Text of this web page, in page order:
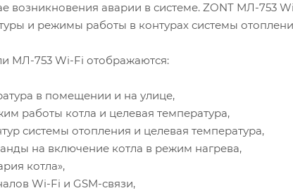
возникновения аварии в системе. ZONT МЛ-753
и режимы работы в контурах системы
МЛ-753 Wi-Fi отображаются:
в помещении и на улице,
работы котла и целевая температура,
системы отопления и целевая температура,
на включение котла в режим нагрева,
котла»,
Wi-Fi и GSM-связи,